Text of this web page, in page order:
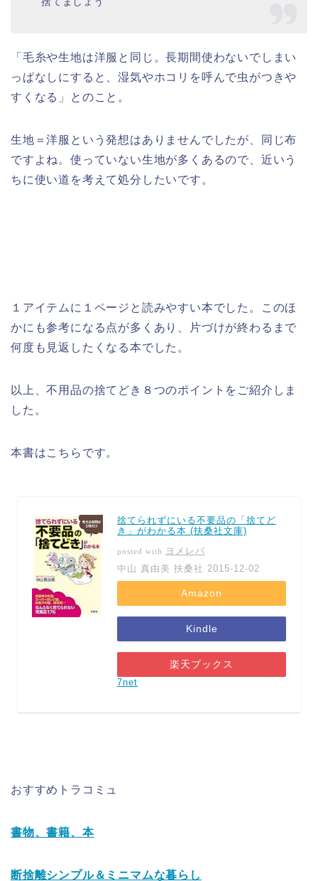
「毛糸や生地は洋服と同じ。長期間使わないでしまい
っぱなしにすると、湿気やホコリを呼んで虫がつきや
すくなる」とのこと。
生地＝洋服という発想はありませんでしたが、同じ布
ですよね。使っていない生地が多くあるので、近いう
ちに使い道を考えて処分したいです。
１アイテムに１ページと読みやすい本でした。このほ
かにも参考になる点が多くあり、片づけが終わるまで
何度も見返したくなる本でした。
以上、不用品の捨てどき８つのポイントをご紹介しま
した。
本書はこちらです。
捨てられずにいる不要品の「捨てど
き」がわかる本 (扶桑社文庫)
posted with
ヨメレバ
中山 真由美 扶桑社 2015-12-02
Amazon
Kindle
楽天ブックス
7net
おすすめトラコミュ
書物、書籍、本
断捨離シンプル＆ミニマムな暮らし